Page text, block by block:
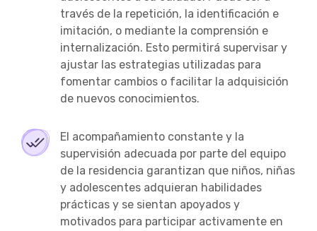
través de la repetición, la identificación e
imitación, o mediante la comprensión e
internalización. Esto permitirá supervisar y
ajustar las estrategias utilizadas para
fomentar cambios o facilitar la adquisición
de nuevos conocimientos.
El acompañamiento constante y la
supervisión adecuada por parte del equipo
de la residencia garantizan que niños, niñas
y adolescentes adquieran habilidades
prácticas y se sientan apoyados y
motivados para participar activamente en